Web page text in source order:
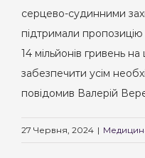
серцево-судинними
підтримали
14 мільйонів гривень
забезпечити усім
повідомив Валерій
27 Червня, 2024 |